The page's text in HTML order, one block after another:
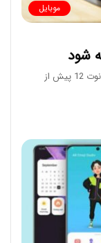
موبایل
طبق یک گزارش جدید، گفته می‌شود که سری ردمی نوت 12 پیش از